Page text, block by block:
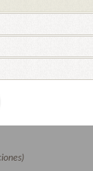
familias que
las ayudes a
y por los
vocacionales
de tu Hijo
de
Peregrina